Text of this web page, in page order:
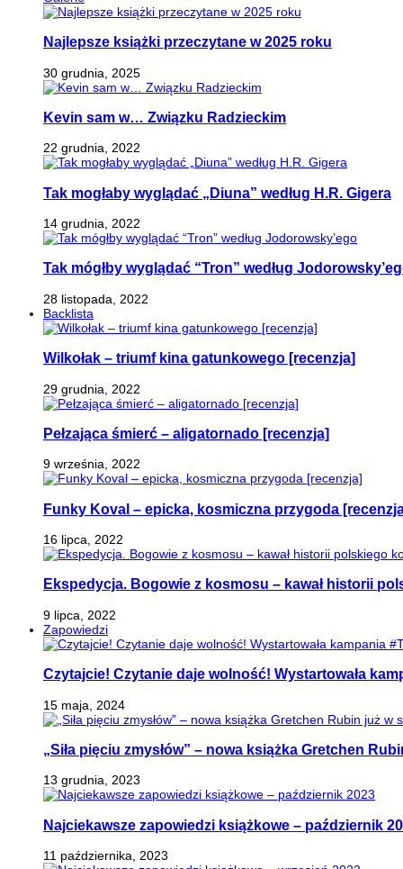
Najlepsze książki przeczytane w 2025 roku
30 grudnia, 2025
Kevin sam w… Związku Radzieckim
22 grudnia, 2022
Tak mogłaby wyglądać „Diuna” według H.R. Gigera
14 grudnia, 2022
Tak mógłby wyglądać “Tron” według
28 listopada, 2022
Backlista
Wilkołak – triumf kina gatunkowego [recenzja]
29 grudnia, 2022
Pełzająca śmierć – aligatornado [recenzja]
9 września, 2022
Funky Koval – epicka, kosmiczna przygoda
16 lipca, 2022
Ekspedycja. Bogowie z kosmosu – kawał historii
9 lipca, 2022
Zapowiedzi
Czytajcie! Czytanie daje wolność! Wystartowała
15 maja, 2024
„Siła pięciu zmysłów” – nowa książka Gretchen
13 grudnia, 2023
Najciekawsze zapowiedzi książkowe – październik
11 października, 2023